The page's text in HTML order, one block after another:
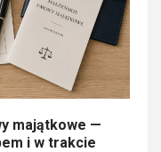
majątkowe —
i w trakcie